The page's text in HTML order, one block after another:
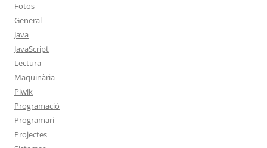
Fotos
General
Java
JavaScript
Lectura
Maquinària
Piwik
Programació
Programari
Projectes